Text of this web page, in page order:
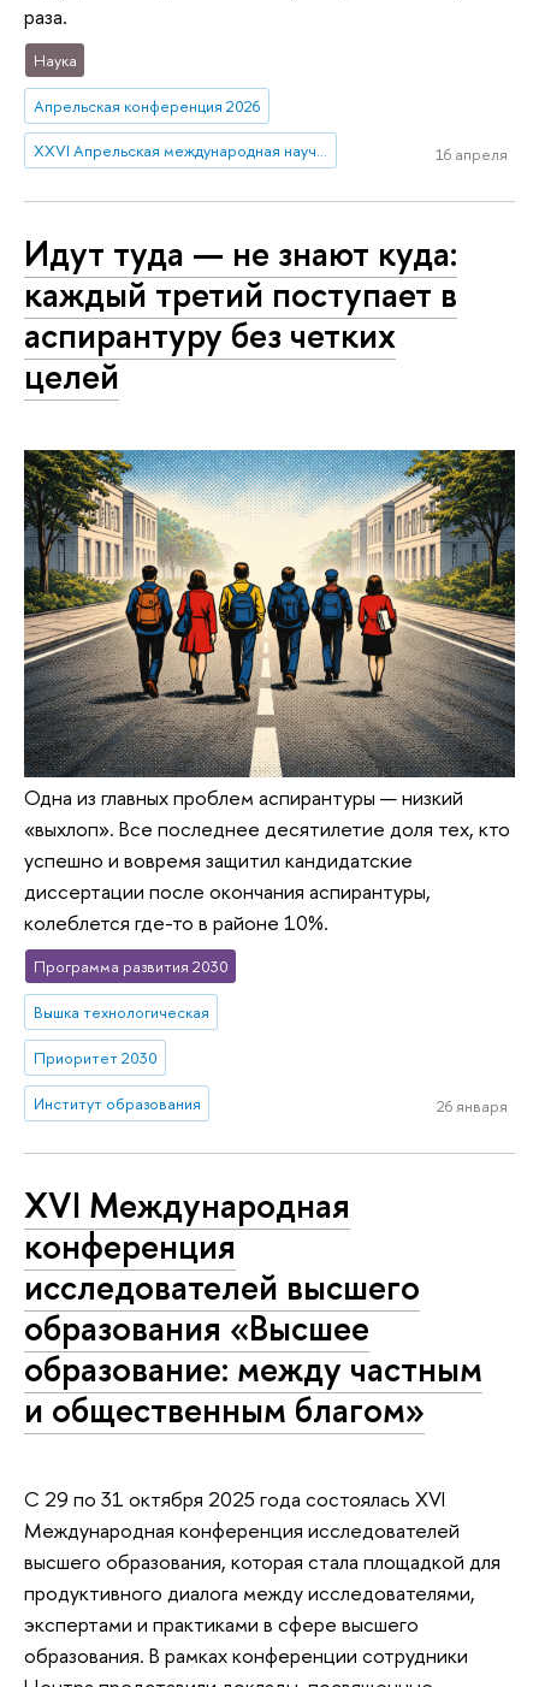
раза.
Наука
Апрельская конференция 2026
XXVI Апрельская международная научная конференция имени Е.Г. Ясина 16 апреля
Идут туда — не знают куда:
каждый третий поступает в
аспирантуру без четких
целей
Одна из главных проблем аспирантуры — низкий
«выхлоп». Все последнее десятилетие доля тех, кто
успешно и вовремя защитил кандидатские
диссертации после окончания аспирантуры,
колеблется где-то в районе 10%.
Программа развития 2030
Вышка технологическая
Приоритет 2030
Институт образования 26 января
XVI Международная
конференция
исследователей высшего
образования «Высшее
образование: между частным
и общественным благом»
С 29 по 31 октября 2025 года состоялась XVI
Международная конференция исследователей
высшего образования, которая стала площадкой для
продуктивного диалога между исследователями,
экспертами и практиками в сфере высшего
образования. В рамках конференции сотрудники